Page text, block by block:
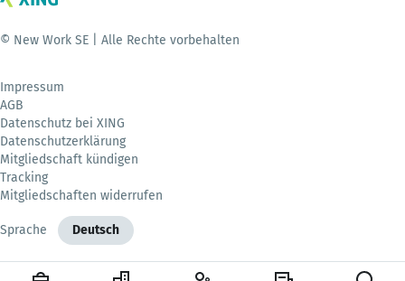
© New Work SE | Alle Rechte vorbehalten
Impressum
AGB
Datenschutz bei XING
Datenschutzerklärung
Mitgliedschaft kündigen
Tracking
Mitgliedschaften widerrufen
Sprache Deutsch